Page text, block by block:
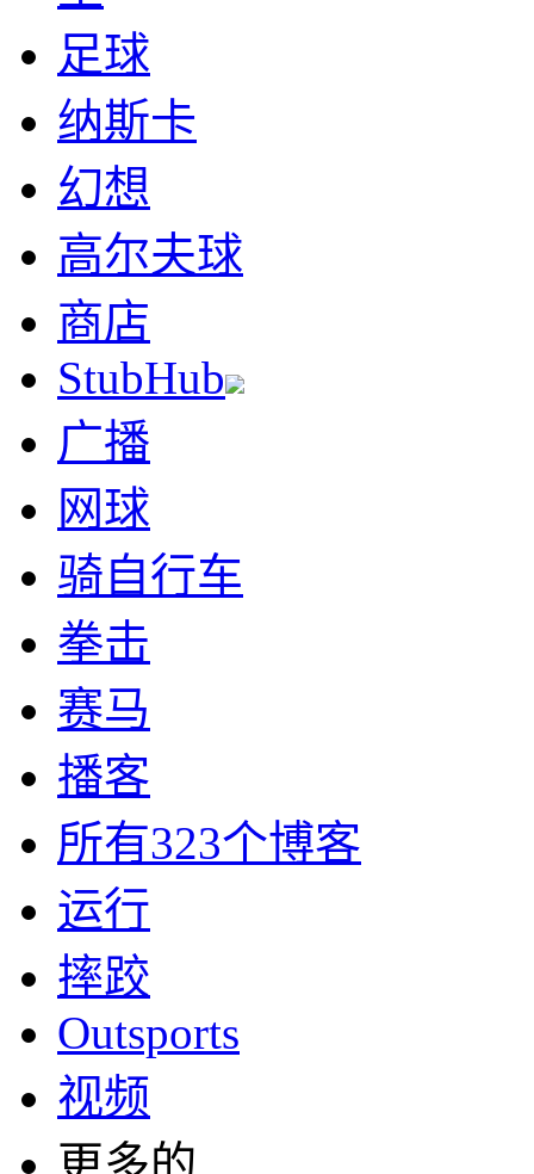
足球
纳斯卡
幻想
高尔夫球
商店
StubHub
广播
网球
骑自行车
拳击
赛马
播客
所有323个博客
运行
摔跤
Outsports
视频